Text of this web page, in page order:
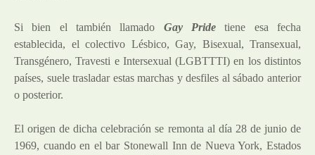
Si bien el también llamado Gay Pride tiene esa fecha
establecida, el colectivo Lésbico, Gay, Bisexual, Transexual,
Transgénero, Travesti e Intersexual (LGBTTTI) en los distintos
países, suele trasladar estas marchas y desfiles al sábado anterior
o posterior.
El origen de dicha celebración se remonta al día 28 de junio de
1969, cuando en el bar Stonewall Inn de Nueva York, Estados